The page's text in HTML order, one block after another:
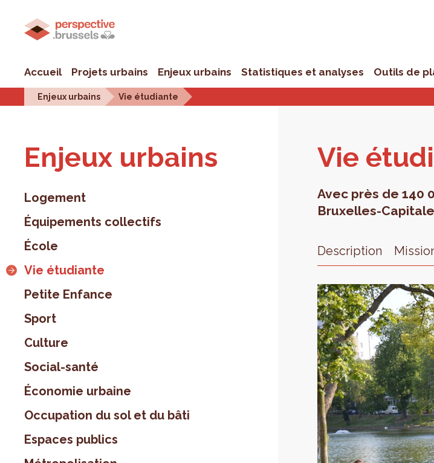
Accueil Projets urbains Enjeux urbains Statistiques et analyses Outils de
Enjeux urbains Vie étudiante
Enjeux urbains
Logement
Équipements collectifs
École
Vie étudiante
Petite Enfance
Sport
Culture
Social-santé
Économie urbaine
Occupation du sol et du bâti
Espaces publics
Vie
Avec près de 140
Bruxelles-
Description